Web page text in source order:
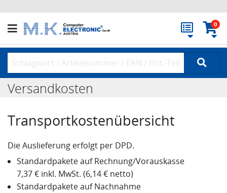
0
Versandkosten
Transportkostenübersicht
Die Auslieferung erfolgt per DPD.
Standardpakete auf Rechnung/Vorauskasse
7,37 € inkl. MwSt. (6,14 € netto)
Standardpakete auf Nachnahme